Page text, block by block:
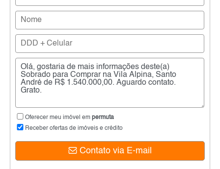
Oferecer meu imóvel em permuta
Receber ofertas de imóveis e crédito
Contato via E-mail